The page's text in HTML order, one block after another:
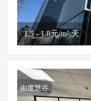
1.5 - 1.8元/m².天
由度慧谷